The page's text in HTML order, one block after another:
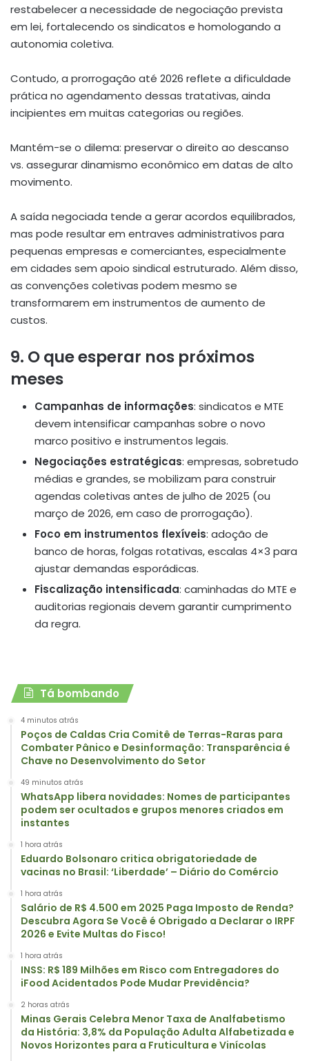
restabelecer a necessidade de negociação prevista
em lei, fortalecendo os sindicatos e homologando a
autonomia coletiva.
Contudo, a prorrogação até 2026 reflete a dificuldade
prática no agendamento dessas tratativas, ainda
incipientes em muitas categorias ou regiões.
Mantém-se o dilema: preservar o direito ao descanso
vs. assegurar dinamismo econômico em datas de alto
movimento.
A saída negociada tende a gerar acordos equilibrados,
mas pode resultar em entraves administrativos para
pequenas empresas e comerciantes, especialmente
em cidades sem apoio sindical estruturado. Além disso,
as convenções coletivas podem mesmo se
transformarem em instrumentos de aumento de
custos.
9. O que esperar nos próximos
meses
Campanhas de informações: sindicatos e MTE
devem intensificar campanhas sobre o novo
marco positivo e instrumentos legais.
Negociações estratégicas: empresas, sobretudo
médias e grandes, se mobilizam para construir
agendas coletivas antes de julho de 2025 (ou
março de 2026, em caso de prorrogação).
Foco em instrumentos flexíveis: adoção de
banco de horas, folgas rotativas, escalas 4×3 para
ajustar demandas esporádicas.
Fiscalização intensificada: caminhadas do MTE e
auditorias regionais devem garantir cumprimento
da regra.
Tá bombando
4 minutos atrás
Poços de Caldas Cria Comitê de Terras-Raras para
Combater Pânico e Desinformação: Transparência é
Chave no Desenvolvimento do Setor
49 minutos atrás
WhatsApp libera novidades: Nomes de participantes
podem ser ocultados e grupos menores criados em
instantes
1 hora atrás
Eduardo Bolsonaro critica obrigatoriedade de
vacinas no Brasil: ‘Liberdade’ – Diário do Comércio
1 hora atrás
Salário de R$ 4.500 em 2025 Paga Imposto de Renda?
Descubra Agora Se Você é Obrigado a Declarar o IRPF
2026 e Evite Multas do Fisco!
1 hora atrás
INSS: R$ 189 Milhões em Risco com Entregadores do
iFood Acidentados Pode Mudar Previdência?
2 horas atrás
Minas Gerais Celebra Menor Taxa de Analfabetismo
da História: 3,8% da População Adulta Alfabetizada e
Novos Horizontes para a Fruticultura e Vinícolas